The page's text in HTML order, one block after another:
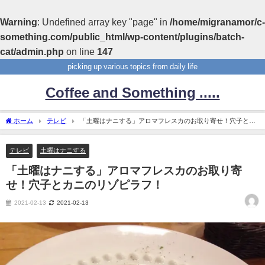
Warning: Undefined array key "page" in /home/migranamor/c-
something.com/public_html/wp-content/plugins/batch-
cat/admin.php on line 147
picking up various topics from daily life
Coffee and Something .....
ホーム テレビ
「土曜はナニする」アロマフレスカのお取り寄せ！穴子とカ
ニのリゾピラフ！
テレビ 土曜はナニする
「土曜はナニする」アロマフレスカのお取り寄
せ！穴子とカニのリゾピラフ！
2021-02-13 2021-02-13